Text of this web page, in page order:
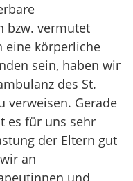
bzw. vermutet
eine körperliche
sein, haben wir
des St.
verweisen. Gerade
es für uns sehr
der Eltern gut
an